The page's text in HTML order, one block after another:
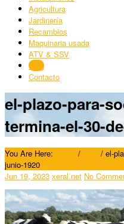
Agricultura
Jardinería
Recambios
Maquinaria usada
ATV & SSV
Blog
Contacto
el-plazo-para-
termina-el-30-
You Are Here: / / el-
junio-1920
Jun 19, 2023 xeral.net No